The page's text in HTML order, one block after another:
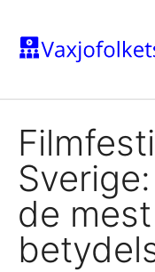
content
de mest